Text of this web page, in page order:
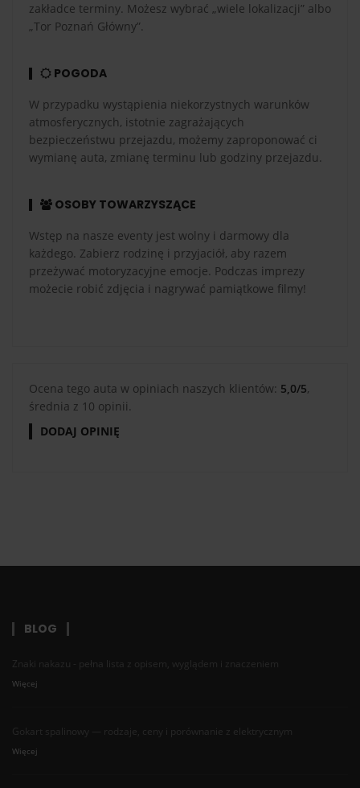
zakładce terminy. Możesz wybrać „wiele lokalizacji” albo
„Tor Poznań Główny”.
POGODA
W przypadku wystąpienia niekorzystnych warunków
atmosferycznych, istotnie zagrażających
bezpieczeństwu przejazdu, możemy zaproponować ci
wymianę auta, zmianę terminu lub godziny przejazdu.
OSOBY TOWARZYSZĄCE
Wstęp na nasze eventy jest wolny i darmowy dla
każdego. Zabierz rodzinę i przyjaciół, aby razem
przeżywać motoryzacyjne emocje. Podczas imprezy
możecie robić zdjęcia i nagrywać pamiątkowe filmy!
Ocena tego auta w opiniach naszych klientów: 5,0/5,
średnia z 10 opinii.
DODAJ OPINIĘ
BLOG
Znaki nakazu - pełna lista z opisem, wyglądem i znaczeniem
Więcej
Gokart spalinowy — rodzaje, ceny i porównanie z elektrycznym
Więcej